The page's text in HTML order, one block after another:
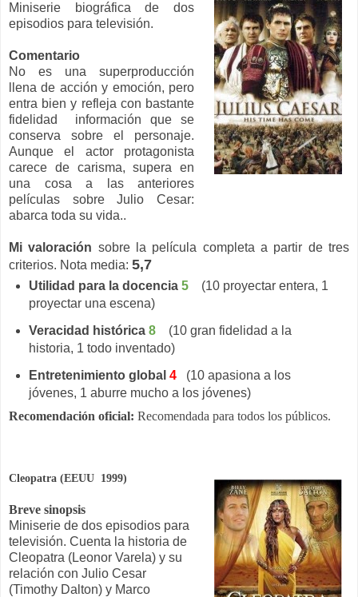
Miniserie biográfica de dos
episodios para televisión.
Comentario
No es una superproducción
llena de acción y emoción, pero
entra bien y refleja con bastante
fidelidad información que se
conserva sobre el personaje.
Aunque el actor protagonista
carece de carisma, supera en
una cosa a las anteriores
películas sobre Julio Cesar:
abarca toda su vida..
Mi valoración sobre la película completa a partir de tres
criterios. Nota media: 5,7
Utilidad para la docencia 5
(10 proyectar entera, 1
proyectar una escena)
Veracidad histórica 8
(10 gran fidelidad a la
historia, 1 todo inventado)
Entretenimiento global 4(10 apasiona a los
jóvenes, 1 aburre mucho a los jóvenes)
Recomendación oficial: Recomendada para todos los públicos.
Cleopatra (EEUU 1999)
Breve sinopsis
Miniserie de dos episodios para
televisión. Cuenta la historia de
Cleopatra (Leonor Varela) y su
relación con Julio Cesar
(Timothy Dalton) y Marco